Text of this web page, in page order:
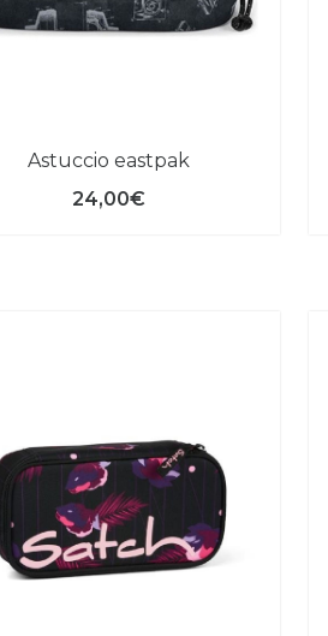
astuccio eastpak
24,00€